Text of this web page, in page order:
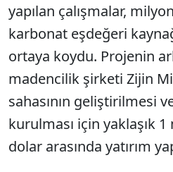
yapılan çalışmalar,
karbonat eşdeğeri
ortaya koydu. Projenin
madencilik şirketi Zijin
sahasının geliştirilmesi
kurulması için yaklaşık
dolar arasında yatırım